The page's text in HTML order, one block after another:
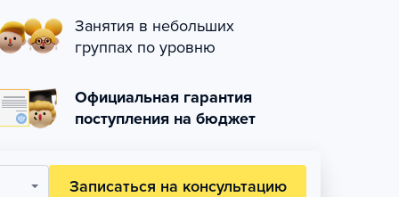
Занятия в небольших
группах по уровню
Официальная гарантия
поступления на бюджет
Записаться на консультацию